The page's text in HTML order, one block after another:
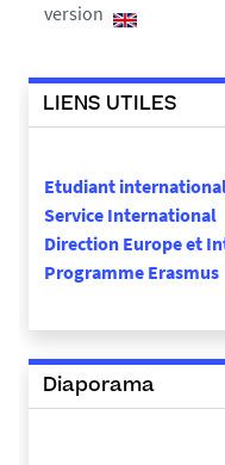
version
LIENS UTILES
Etudiant
Service International
Direction Europe et
Programme Erasmus
Diaporama